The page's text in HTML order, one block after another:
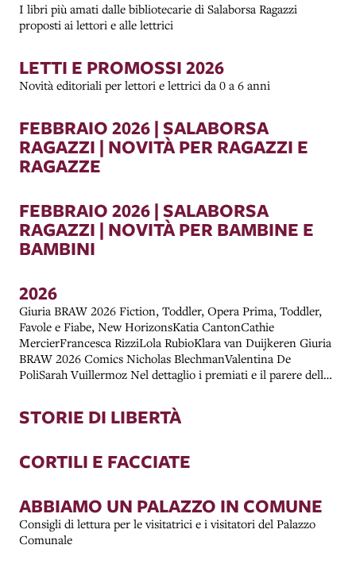
I libri più amati dalle bibliotecarie di Salaborsa Ragazzi
proposti ai lettori e alle lettrici
LETTI E PROMOSSI 2026
Novità editoriali per lettori e lettrici da 0 a 6 anni
FEBBRAIO 2026 | SALABORSA
RAGAZZI | NOVITÀ PER RAGAZZI E
RAGAZZE
FEBBRAIO 2026 | SALABORSA
RAGAZZI | NOVITÀ PER BAMBINE E
BAMBINI
2026
Giuria BRAW 2026 Fiction, Toddler, Opera Prima, Toddler,
Favole e Fiabe, New HorizonsKatia CantonCathie
MercierFrancesca RizziLola RubioKlara van Duijkeren Giuria
BRAW 2026 Comics Nicholas BlechmanValentina De
PoliSarah Vuillermoz Nel dettaglio i premiati e il parere della
STORIE DI LIBERTÀ
CORTILI E FACCIATE
ABBIAMO UN PALAZZO IN COMUNE
Consigli di lettura per le visitatrici e i visitatori del Palazzo
Comunale